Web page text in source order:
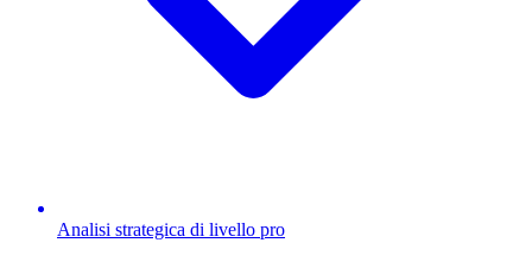
Analisi strategica di livello pro